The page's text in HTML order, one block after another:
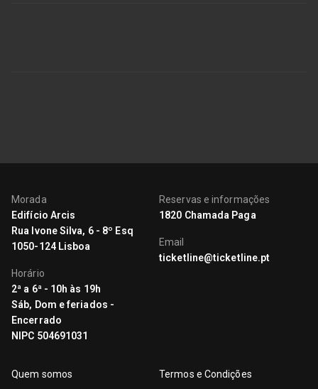
Morada
Edifício Arcis
Rua Ivone Silva, 6 - 8º Esq
1050-124 Lisboa
Horário
2ª a 6ª - 10h às 19h
Sáb, Dom e feriados -
Encerrado
NIPC 504691031
Reservas e informações
1820 Chamada Paga
Email
ticketline@ticketline.pt
Quem somos
Termos e Condições